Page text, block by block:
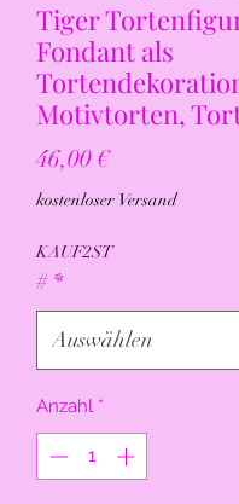
Tiger
Fondant als
Motivtorten,
46,00 €Preis
kostenloser Versand
KAUF2ST
# *
Anzahl *